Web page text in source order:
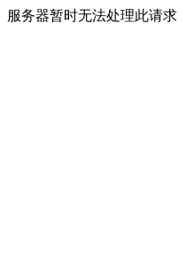
服务器暂时无法处理此请求